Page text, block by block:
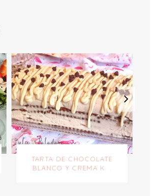
TARTA DE CHOCOLATE
BLANCO Y CREMA K...